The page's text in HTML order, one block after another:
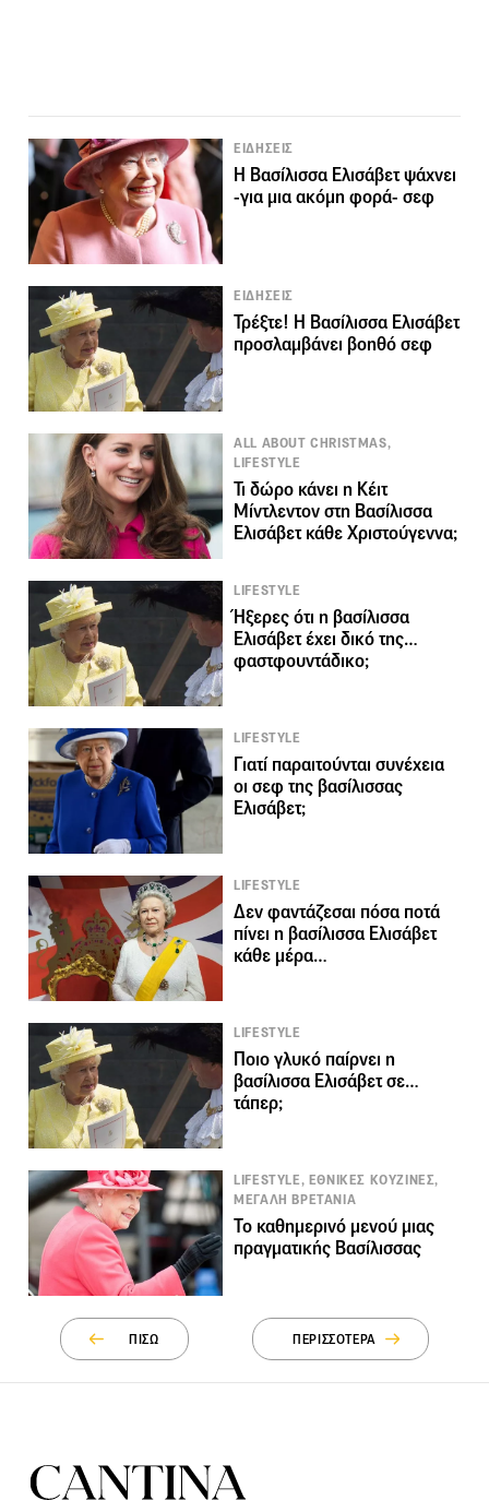
ΕΙΔΗΣΕΙΣ
Η Βασίλισσα Ελισάβετ ψάχνει
-για μια ακόμη φορά- σεφ
ΕΙΔΗΣΕΙΣ
Τρέξτε! Η Βασίλισσα Ελισάβετ
προσλαμβάνει βοηθό σεφ
ALL ABOUT CHRISTMAS,
LIFESTYLE
Τι δώρο κάνει η Κέιτ
Μίντλεντον στη Βασίλισσα
Ελισάβετ κάθε Χριστούγεννα;
LIFESTYLE
Ήξερες ότι η βασίλισσα
Ελισάβετ έχει δικό της…
φαστφουντάδικο;
LIFESTYLE
Γιατί παραιτούνται συνέχεια
οι σεφ της βασίλισσας
Ελισάβετ;
LIFESTYLE
Δεν φαντάζεσαι πόσα ποτά
πίνει η βασίλισσα Ελισάβετ
κάθε μέρα…
LIFESTYLE
Ποιο γλυκό παίρνει η
βασίλισσα Ελισάβετ σε…
τάπερ;
LIFESTYLE, ΕΘΝΙΚΕΣ ΚΟΥΖΙΝΕΣ,
ΜΕΓΑΛΗ ΒΡΕΤΑΝΙΑ
Το καθημερινό μενού μιας
πραγματικής Βασίλισσας
ΠΙΣΩ ΠΕΡΙΣΣΟΤΕΡΑ